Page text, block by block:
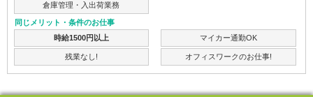
倉庫管理・入出荷業務
同じメリット・条件のお仕事
時給1500円以上
マイカー通勤OK
残業なし! オフィスワークのお仕事!